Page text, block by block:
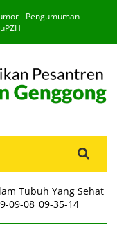
Pengumuman
for:
Tubuh Yang Sehat
09-08_09-35-14